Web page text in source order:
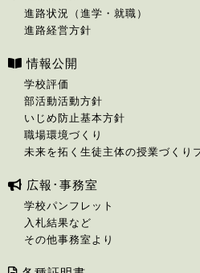
進路状況（進学・就職）
進路経営方針
情報公開
学校評価
部活動活動方針
いじめ防止基本方針
職場環境づくり
未来を拓く生徒主体の授業づくり
広報･事務室
学校パンフレット
入札結果など
その他事務室より